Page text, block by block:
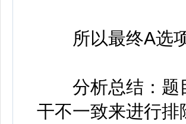
所以最终A选项
分析总结：题目
干不一致来进行